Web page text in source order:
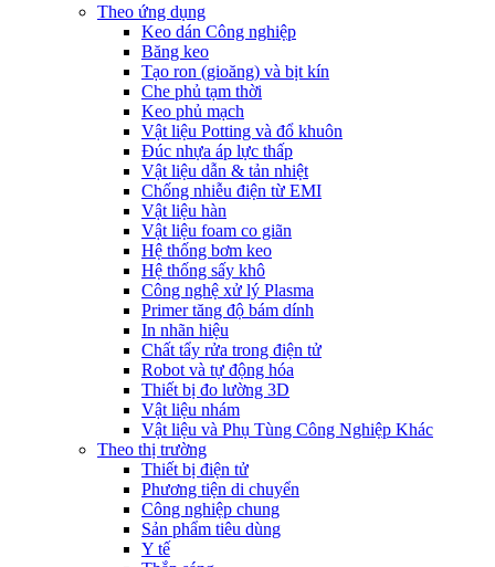
Theo ứng dụng
Keo dán Công nghiệp
Băng keo
Tạo ron (gioăng) và bịt kín
Che phủ tạm thời
Keo phủ mạch
Vật liệu Potting và đổ khuôn
Đúc nhựa áp lực thấp
Vật liệu dẫn & tản nhiệt
Chống nhiễu điện từ EMI
Vật liệu hàn
Vật liệu foam co giãn
Hệ thống bơm keo
Hệ thống sấy khô
Công nghệ xử lý Plasma
Primer tăng độ bám dính
In nhãn hiệu
Chất tẩy rửa trong điện tử
Robot và tự động hóa
Thiết bị đo lường 3D
Vật liệu nhám
Vật liệu và Phụ Tùng Công Nghiệp Khác
Theo thị trường
Thiết bị điện tử
Phương tiện di chuyển
Công nghiệp chung
Sản phẩm tiêu dùng
Y tế